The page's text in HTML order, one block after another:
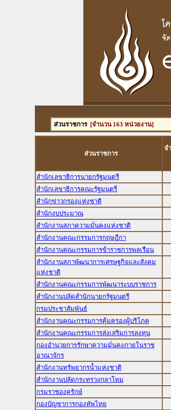
ส่วนราชการ [จำนวน 163 หน่วยงาน]
ส่วนราชการ
จ
สำนักเลขาธิการนายกรัฐมนตรี
สำนักเลขาธิการคณะรัฐมนตรี
สำนักข่าวกรองแห่งชาติ
สำนักงบประมาณ
สำนักงานสภาความมั่นคงแห่งชาติ
สำนักงานคณะกรรมการกฤษฎีกา
สำนักงานคณะกรรมการข้าราชการพลเรือน
สำนักงานสภาพัฒนาการเศรษฐกิจและสังคม
แห่งชาติ
สำนักงานคณะกรรมการพัฒนาระบบราชการ
สำนักงานปลัดสำนักนายกรัฐมนตรี
กรมประชาสัมพันธ์
สำนักงานคณะกรรมการคุ้มครองผู้บริโภค
สำนักงานคณะกรรมการส่งเสริมการลงทุน
กองอำนวยการรักษาความมั่นคงภายในราช
อาณาจักร
สำนักงานทรัพยากรน้ำแห่งชาติ
สำนักงานปลัดกระทรวงกลาโหม
กรมราชองครักษ์
กองบัญชาการกองทัพไทย